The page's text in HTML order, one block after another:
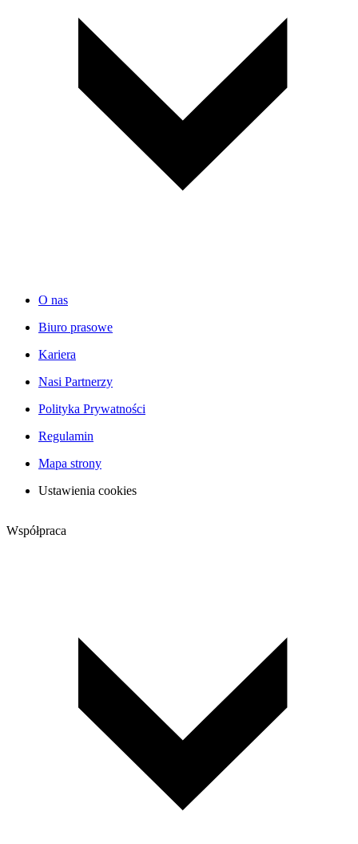
O nas
Biuro prasowe
Kariera
Nasi Partnerzy
Polityka Prywatności
Regulamin
Mapa strony
Ustawienia cookies
Współpraca